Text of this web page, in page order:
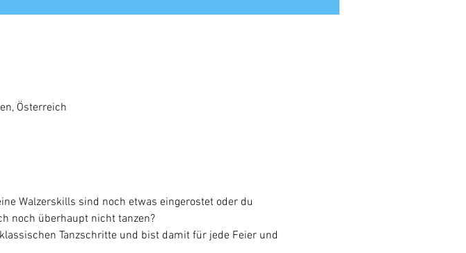
Österreich
Walzerskills sind noch etwas eingerostet oder du
noch überhaupt nicht tanzen?
Tanzschritte und bist damit für jede Feier und